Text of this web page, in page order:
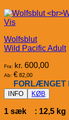
Vis
Wolfsblut
Wild Pacific Adult
Fra: kr. 600,00
Ab: € 82,00
FORLÆNGET
INFO KØB
1 sæk : 12,5 kg